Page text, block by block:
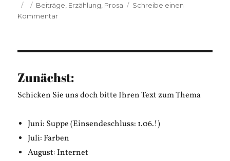
Veröffentlicht
am
Kategorien
Beiträge Erzählung Prosa
Schreibe einen
Kommentarzu
Zunächst:
Schicken Sie uns doch bitte Ihren Text zum Thema
Juni: Suppe (Einsendeschluss: 1.06.!)
Juli: Farben
August: Internet